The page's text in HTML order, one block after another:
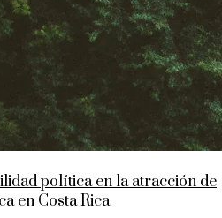
política en la atracción de
en Costa Rica